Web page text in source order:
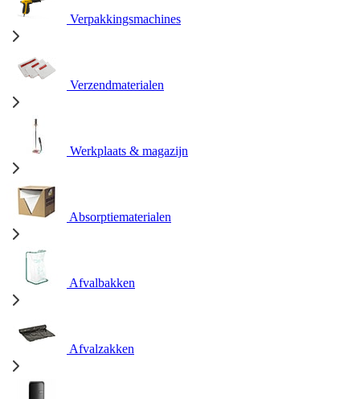
Verpakkingsmachines
Verzendmaterialen
Werkplaats & magazijn
Absorptiematerialen
Afvalbakken
Afvalzakken